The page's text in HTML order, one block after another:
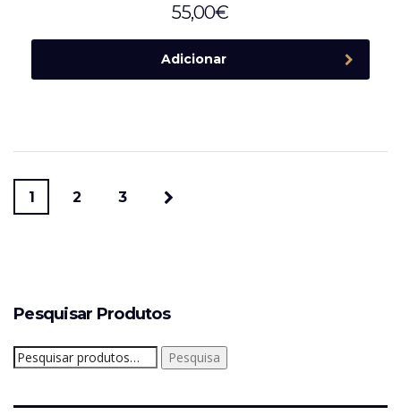
55,00€
Adicionar
1 2 3
Pesquisar Produtos
Pesquisar
por:
Pesquisa